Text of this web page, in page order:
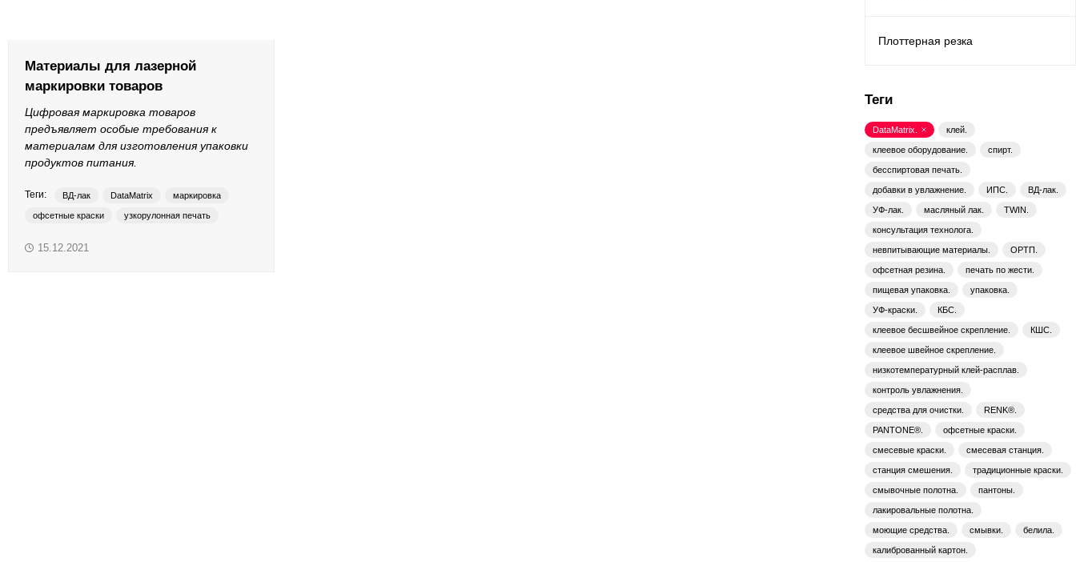
Лаки
Поддекельные материалы
Полотна для автоматической смывки и ручной очистки
Смывки
Вспомогательные материалы
Материалы для лазерной
маркировки товаров
Цифровая маркировка товаров
предъявляет особые требования к
материалам для изготовления упаковки
продуктов питания.
Теги: ВД-лак DataMatrix маркировка
офсетные краски узкорулонная печать
15.12.2021
Плоттерная резка
Теги
клей.
клеевое оборудование. спирт.
бесспиртовая печать.
добавки в увлажнение. ИПС. ВД-лак.
УФ-лак. масляный лак. TWIN.
консультация технолога.
невпитывающие материалы. ОРТП.
офсетная резина. печать по жести.
пищевая упаковка. упаковка.
УФ-краски. КБС.
клеевое бесшвейное скрепление. КШС.
клеевое швейное скрепление.
низкотемпературный клей-расплав.
контроль увлажнения.
средства для очистки. RENK®.
PANTONE®. офсетные краски.
смесевые краски. смесевая станция.
станция смешения. традиционные краски.
смывочные полотна. пантоны.
лакировальные полотна.
моющие средства. смывки. белила.
калиброванный картон.
DataMatrix.